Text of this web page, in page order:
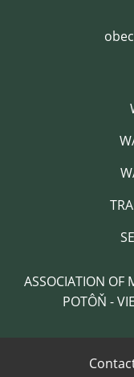
ASSOCIATION OF
POTÔŇ -